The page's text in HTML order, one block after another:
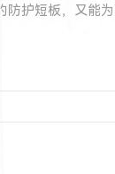
护短板，又能